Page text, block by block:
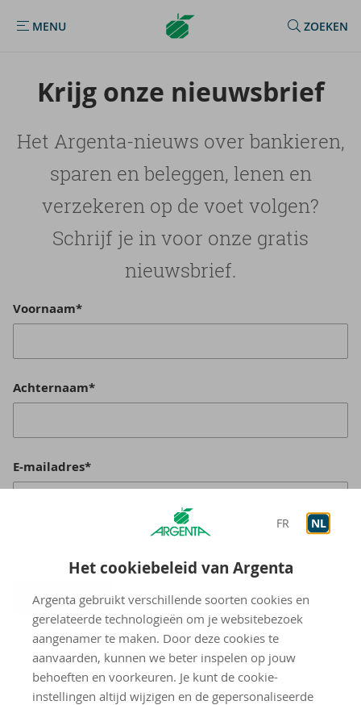
FR NL
Het cookiebeleid van Argenta
Argenta gebruikt verschillende soorten cookies en
gerelateerde technologieën om je websitebezoek
aangenamer te maken. Door deze cookies te
aanvaarden, kunnen we beter inspelen op jouw
behoeften en voorkeuren. Je kunt de cookie-
instellingen altijd wijzigen en de gepersonaliseerde
MENU
MENU
Argenta
Homepage
ZOEKEN
Krijg onze nieuws­brief
Het Argenta-nieuws over bankieren,
sparen en beleggen, lenen en
verzekeren op de voet volgen?
Schrijf je in voor onze gratis
nieuwsbrief.
Voornaam*
Achternaam*
E-mailadres*
Verstuur
Velden gemarkeerd met een * zijn verplichte velden. Door
dit formulier te versturen, geef je Argenta informatie die
gebruikt wordt om contact met jou op te nemen en je beter